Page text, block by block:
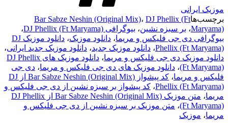
موزیک ایرانی
برچسب‌ها
Bar Sabze Neshin (Original Mix)، DJ Phellix (Ft
Maryama)، بر سبزه نشین، بیوگرافی DJ Phellix (Ft Maryama)
،
بیوگرافی دی جی فلیکس و مریما، دانلود موزیک،
دانلود موزیک DJ
Phellix (Ft Maryama)، دانلود موزیک جدید، دانلود موزیک جدید ایرانی،
دانلود موزیک دی جی فلیکس و مریما،
دانلود موزیک های DJ Phellix
(Ft Maryama)، دانلود موزیک های دی جی فلیکس و مریما، دی جی
فلیکس و مریما،
کد پیشواز Bar Sabze Neshin (Original Mix) از DJ
Phellix (Ft Maryama)، کد پیشواز بر سبزه نشین از دی جی فلیکس و
مریما،
متن موزیک Bar Sabze Neshin (Original Mix) از DJ Phellix
(Ft Maryama)، متن موزیک بر سبزه نشین از دی جی فلیکس و
مریما، موزیک